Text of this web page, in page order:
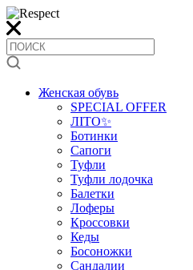
Женская обувь
SPECIAL OFFER
ЛІТО✨
Ботинки
Сапоги
Туфли
Туфли лодочка
Балетки
Лоферы
Кроссовки
Кеды
Босоножки
Сандалии